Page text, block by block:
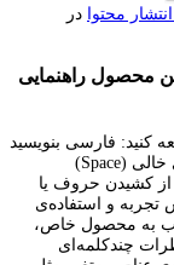
محتوا در
محصول راهنمایی
کنید: فارسی بنویسید
و از کیبورد فارسی استفاده کنید. بهتر است از فضای خالی (Space)
از کشیدن حروف یا
تجربه و استفاده‌ی
به محصول خاص،
چندکلمه‌‌ای